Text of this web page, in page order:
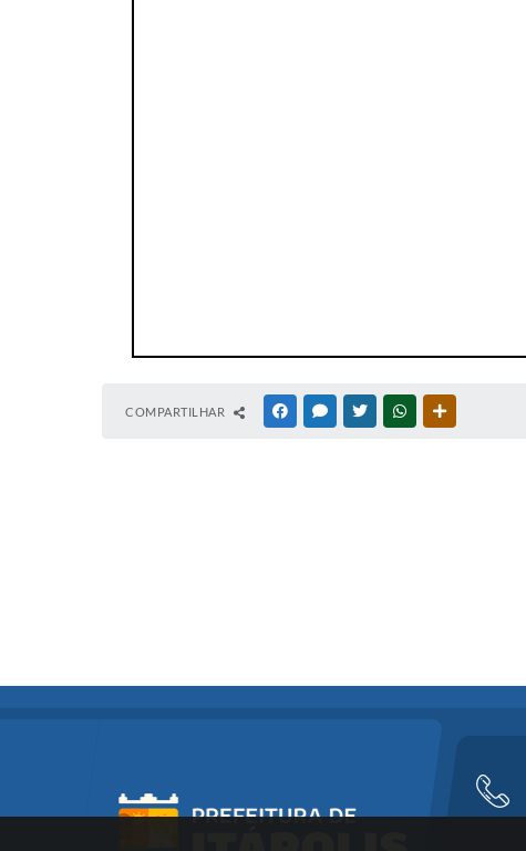
COMPARTILHAR FACEBOOKMESSENGER
TWITTERWHATSAPP